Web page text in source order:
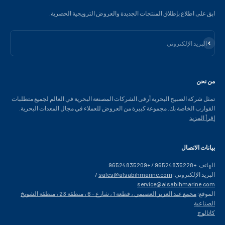
ابق على اطلاع بإطلاق المنتجات الجديدة والعروض الترويجية الحصرية.
البريد الإلكترونيالاشتراك
من نحن
تمثل شركة الصبيح البحرية أرقى الشركات المصنعة البحرية في العالم لجميع متطلبات
القوارب الخاصة بك. مجموعة كبيرة من العروض للعملاء في مجال المعدات البحرية.
إقرأ المزيد
بيانات الاتصال
الهاتف: +96524835228
/
+96524835209
البريد الإلكتروني: sales@alsabihmarine.com
/
service@alsabihmarine.com
الموقع:
مجمع عبد العزيز العصيمي ، قطعة 1 ، شارع - 6 ، منطقة 23 ، منطقة الشويخ
الصناعية
كاتالوج